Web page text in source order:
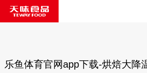
乐鱼体育官网app下载-烘焙大降